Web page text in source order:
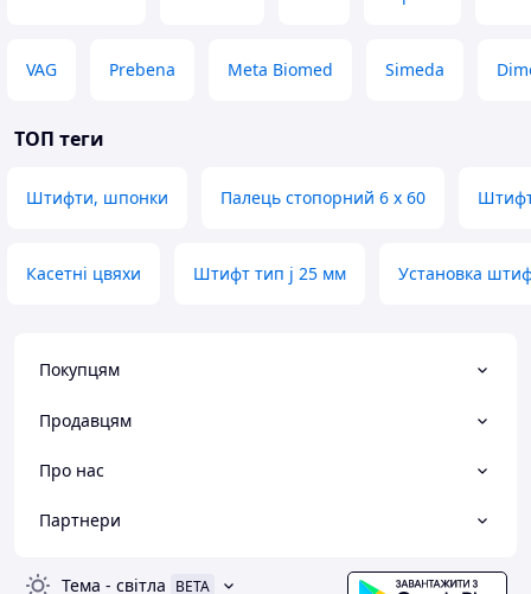
VAG Prebena Meta Biomed Simeda
ТОП теги
Штифти, шпонки Палець стопорний 6 х 60
Касетні цвяхи Штифт тип j 25 мм Установка
Покупцям
Продавцям
Про нас
Партнери
Тема - світла BETA